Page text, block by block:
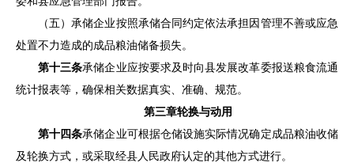
（五）承储企业按照承储合同约定依法承担因管理不善或应急
处置不力造成的成品粮油储备损失。
第十三条承储企业应按要求及时向县发展改革委报送粮食流通
统计报表等，确保相关数据真实、准确、规范。
第三章轮换与动用
第十四条承储企业可根据仓储设施实际情况确定成品粮油收储
及轮换方式，或采取经县人民政府认定的其他方式进行。